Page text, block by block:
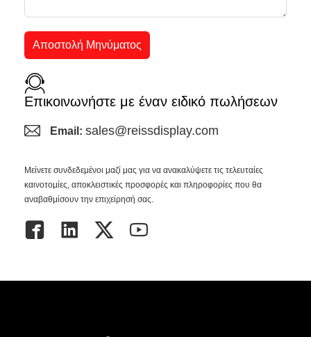
Αποστολή Μηνύματος
Επικοινωνήστε με έναν ειδικό πωλήσεων
Email: sales@reissdisplay.com
Μείνετε συνδεδεμένοι μαζί μας για να ανακαλύψετε τις τελευταίες
καινοτομίες, αποκλειστικές προσφορές και πληροφορίες που θα
αναβαθμίσουν την επιχείρησή σας.